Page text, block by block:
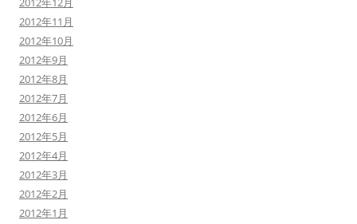
2012年11月
2012年10月
2012年9月
2012年8月
2012年7月
2012年6月
2012年5月
2012年4月
2012年3月
2012年2月
2012年1月